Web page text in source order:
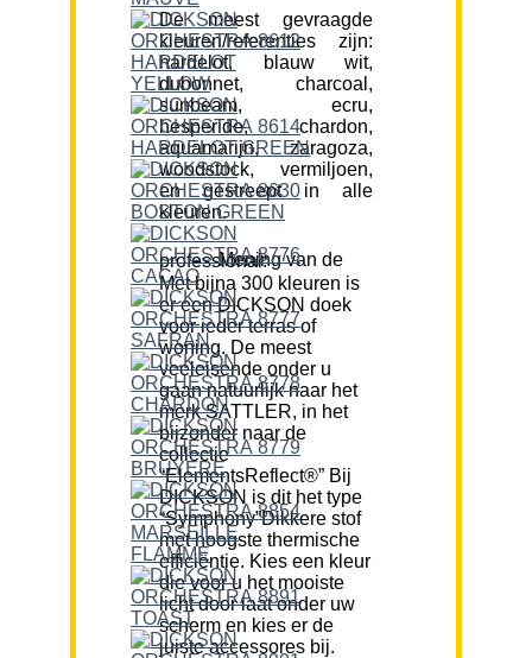
De meest gevraagde
kleuren/referenties zijn:
hardelot, blauw wit,
dubonnet, charcoal,
sunbeam, ecru,
hesperide, chardon,
aquamarijn, zaragoza,
woodstock, vermiljoen,
en gestreept in alle
kleuren.
Mening van de professional:
Met bijna 300 kleuren is
er een DICKSON doek
voor ieder terras of
woning. De meest
veeleisende onder u
gaan natuurlijk naar het
merk SATTLER, in het
bijzonder naar de
collectie
“ElementsReflect®” Bij
DICKSON is dit het type
“Symphony”Dikkere stof
met hoogste thermische
efficiëntie. Kies een kleur
die voor u het mooiste
licht door laat onder uw
scherm en kies er de
juiste accessores bij.